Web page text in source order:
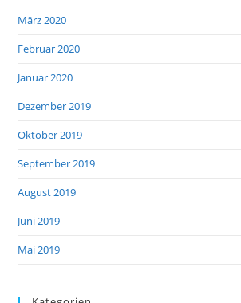
März 2020
Februar 2020
Januar 2020
Dezember 2019
Oktober 2019
September 2019
August 2019
Juni 2019
Mai 2019